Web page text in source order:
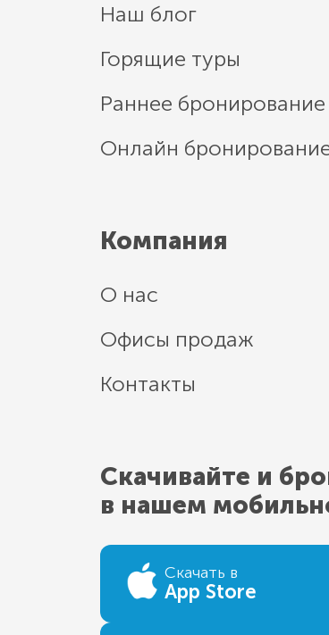
Наш блог
Горящие туры
Раннее бронирование
Онлайн
Компания
О нас
Офисы продаж
Контакты
Скачивайте и
в нашем
Скачать в
App Store